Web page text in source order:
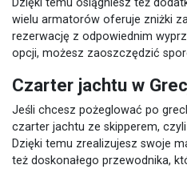
wielu armatorów oferuje zniżki
rezerwację z odpowiednim
opcji, możesz zaoszczędzić
Czarter jachtu w
Jeśli chcesz pożeglować po
czarter jachtu ze skipperem,
Dzięki temu zrealizujesz swoje
też doskonałego przewodnika,